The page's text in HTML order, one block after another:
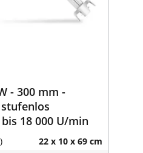
- 300 mm -
18 000 U/min
22 x 10 x 69 cm